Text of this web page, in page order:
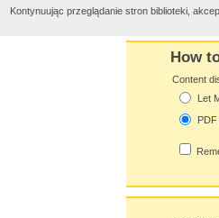
How
Content
Let
Kontynuując przeglądanie stron biblioteki,